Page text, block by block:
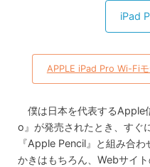
iPad
APPLE iPad Pro Wi-Fi
僕は日本を代表するApple
o』が発売されたとき、すぐ
『Apple Pencil』と組み合
かきはもちろん、Webサイ